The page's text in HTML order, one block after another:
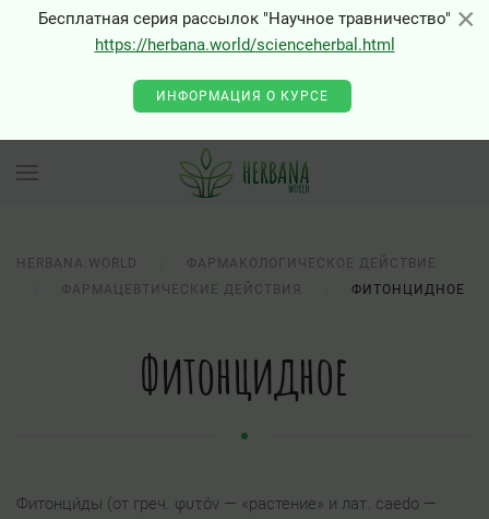
×
Бесплатная серия рассылок "Научное травничество"
https://herbana.world/scienceherbal.html
ИНФОРМАЦИЯ О КУРСЕ
HERBANA.WORLD
ФАРМАКОЛОГИЧЕСКОЕ ДЕЙСТВИЕ
ФАРМАЦЕВТИЧЕСКИЕ ДЕЙСТВИЯ
ФИТОНЦИДНОЕ
Фитонцидное
Фитонци́ды (от греч. φυτóν — «растение» и лат. caedo —
×
0 - Class "Joomla\Input\Json" not found